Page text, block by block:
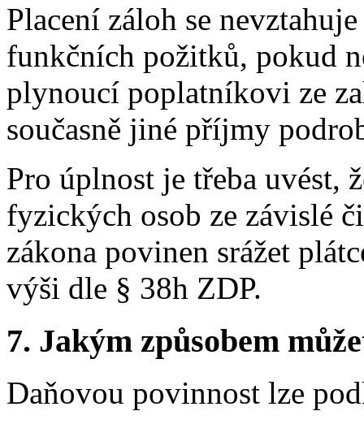
Placení záloh se
funkčních požitků, pokud
plynoucí poplatníkovi ze
současně jiné příjmy
Pro úplnost je třeba uvést,
fyzických osob ze závislé
zákona povinen srážet
výši dle § 38h ZDP.
7. Jakým způsobem
Daňovou povinnost lze